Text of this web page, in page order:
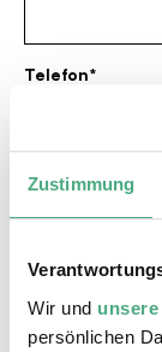
Zustimmung
Wir und
persönlichen
Telefon
E-Mail